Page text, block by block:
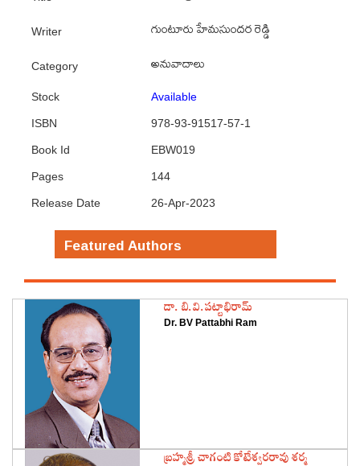
Writer గుంటూరు హేమసుందర రెడ్డి
Category అనువాదాలు
Stock Available
ISBN 978-93-91517-57-1
Book Id EBW019
Pages 144
Release Date 26-Apr-2023
Featured Authors
డా. బి.వి.పట్టాభిరామ్
Dr. BV Pattabhi Ram
‌బ్రహ్మశ్రీ చాగంటి కోటేశ్వరరావు శర్మ